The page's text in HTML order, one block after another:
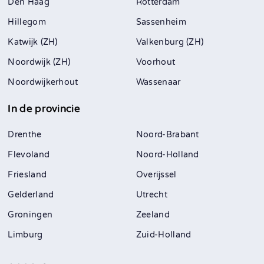
Hillegom
Katwijk (ZH)
Noordwijk (ZH)
Noordwijkerhout
Sassenheim
Valkenburg (ZH)
Voorhout
Wassenaar
In de provincie
Drenthe
Flevoland
Friesland
Gelderland
Groningen
Limburg
Noord-Brabant
Noord-Holland
Overijssel
Utrecht
Zeeland
Zuid-Holland